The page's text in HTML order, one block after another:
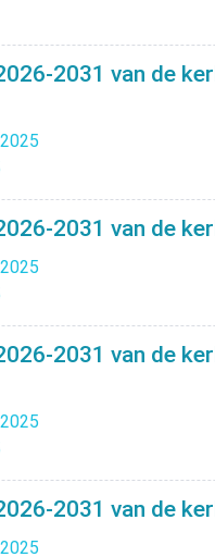
2031 van de
2031 van de
2031 van de
2031 van de